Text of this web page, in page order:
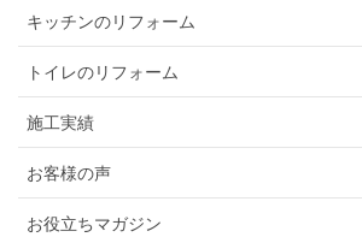
キッチンのリフォーム
トイレのリフォーム
施工実績
お客様の声
お役立ちマガジン